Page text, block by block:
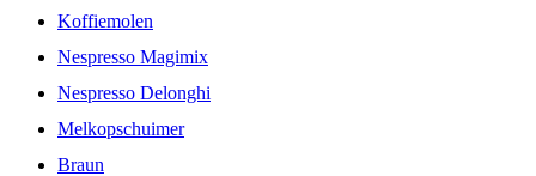
Koffiemolen
Nespresso Magimix
Nespresso Delonghi
Melkopschuimer
Braun